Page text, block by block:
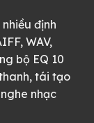
định
WAV,
bộ EQ 10
tái tạo
nhạc